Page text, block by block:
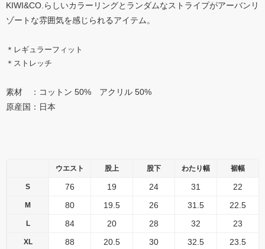
KIWI&CO.らしいカラーリングとランダムなストライプがアーバンリ
ゾートな雰囲気を感じられるアイテム。
＊レギュラーフィット
＊ストレッチ
素材 ：コットン 50% アクリル 50%
原産国：日本
ウエスト 股上 股下 わたり幅 裾幅
S 76 19 24 31 22
M 80 19.5 26 31.5 22.5
L 84 20 28 32 23
XL 88 20.5 30 32.5 23.5